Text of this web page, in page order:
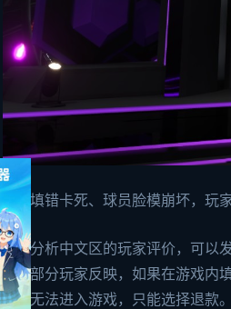
生日填错卡死、球员脸模崩坏，玩
深入分析中文区的玩家评价，可以
满：部分玩家反映，如果在游戏内
直接无法进入游戏，只能选择退款